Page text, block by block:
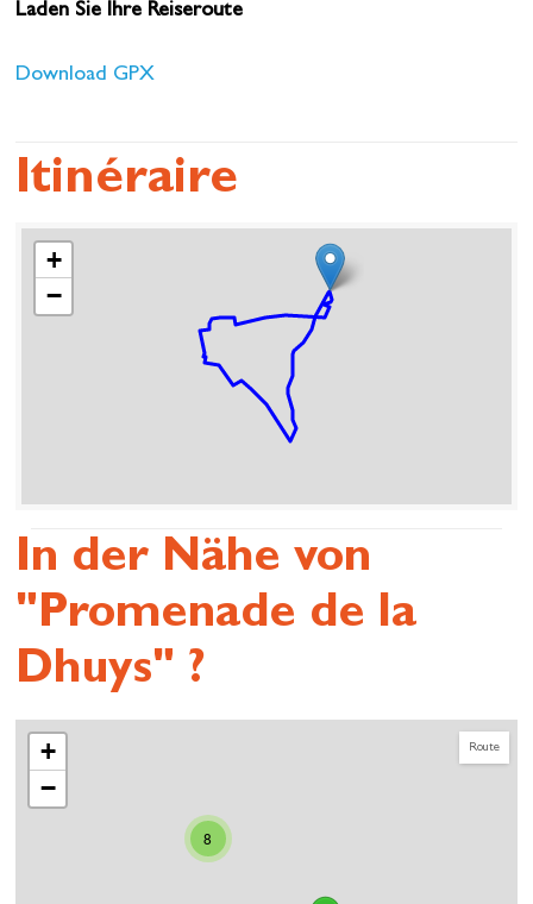
Laden Sie Ihre Reiseroute
Download GPX
Itinéraire
+
−
In der Nähe von
"Promenade de la
Dhuys" ?
Route
8
+
−